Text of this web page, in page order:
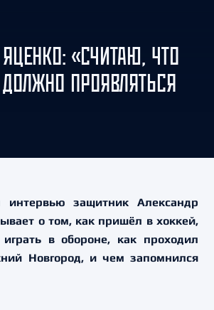
«СЧИТАЮ, ЧТО
ПРОЯВЛЯТЬСЯ
интервью защитник Александр
о том, как пришёл в хоккей,
в обороне, как проходил
Новгород, и чем запомнился